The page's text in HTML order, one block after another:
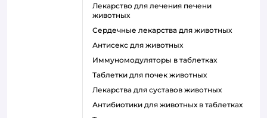
Лекарство для лечения печени
животных
Сердечные лекарства для животных
Антисекс для животных
Иммуномодуляторы в таблетках
Таблетки для почек животных
Лекарства для суставов животных
Антибиотики для животных в таблетках